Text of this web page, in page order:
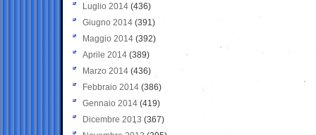
Luglio 2014 (436)
Giugno 2014 (391)
Maggio 2014 (392)
Aprile 2014 (389)
Marzo 2014 (436)
Febbraio 2014 (386)
Gennaio 2014 (419)
Dicembre 2013 (367)